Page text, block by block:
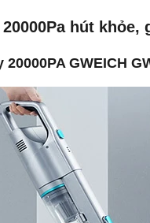
hút khỏe,
GWEICH